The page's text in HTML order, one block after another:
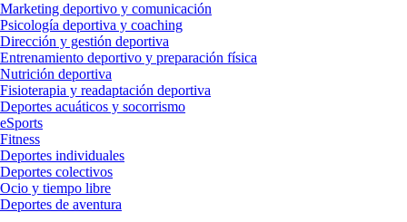
Marketing deportivo y comunicación
Psicología deportiva y coaching
Dirección y gestión deportiva
Entrenamiento deportivo y preparación física
Nutrición deportiva
Fisioterapia y readaptación deportiva
Deportes acuáticos y socorrismo
eSports
Fitness
Deportes individuales
Deportes colectivos
Ocio y tiempo libre
Deportes de aventura